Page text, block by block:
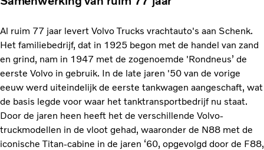
Al ruim 77 jaar levert Volvo Trucks vrachtauto's aan Schenk.
Het familiebedrijf, dat in 1925 begon met de handel van zand
en grind, nam in 1947 met de zogenoemde 'Rondneus’ de
eerste Volvo in gebruik. In de late jaren '50 van de vorige
eeuw werd uiteindelijk de eerste tankwagen aangeschaft, wat
de basis legde voor waar het tanktransportbedrijf nu staat.
Door de jaren heen heeft het de verschillende Volvo-
truckmodellen in de vloot gehad, waaronder de N88 met de
iconische Titan-cabine in de jaren ‘60, opgevolgd door de F88,